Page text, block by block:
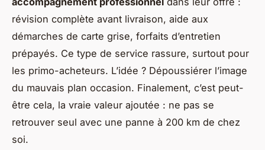
révision complète avant livraison, aide aux
démarches de carte grise, forfaits d’entretien
prépayés. Ce type de service rassure, surtout pour
les primo-acheteurs. L’idée ? Dépoussiérer l’image
du mauvais plan occasion. Finalement, c’est peut-
être cela, la vraie valeur ajoutée : ne pas se
retrouver seul avec une panne à 200 km de chez
soi.